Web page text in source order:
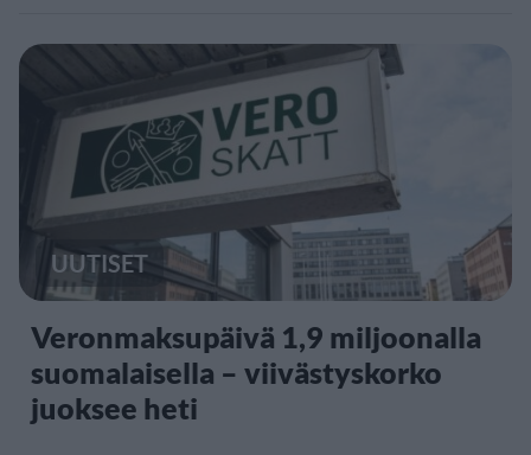
UUTISET
Veronmaksupäivä 1,9 miljoonalla
suomalaisella – viivästyskorko
juoksee heti